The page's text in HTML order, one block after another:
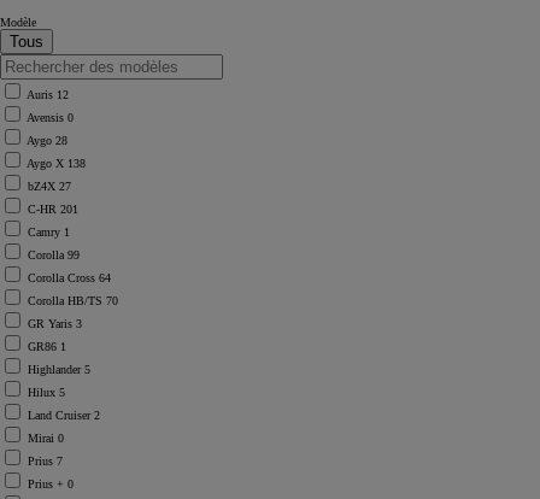
Modèle
Auris 12
Avensis 0
Aygo 28
Aygo X 138
bZ4X 27
C-HR 201
Camry 1
Corolla 99
Corolla Cross 64
Corolla HB/TS 70
GR Yaris 3
GR86 1
Highlander5
Hilux 5
Land Cruiser2
Mirai 0
Prius 7
Prius + 0